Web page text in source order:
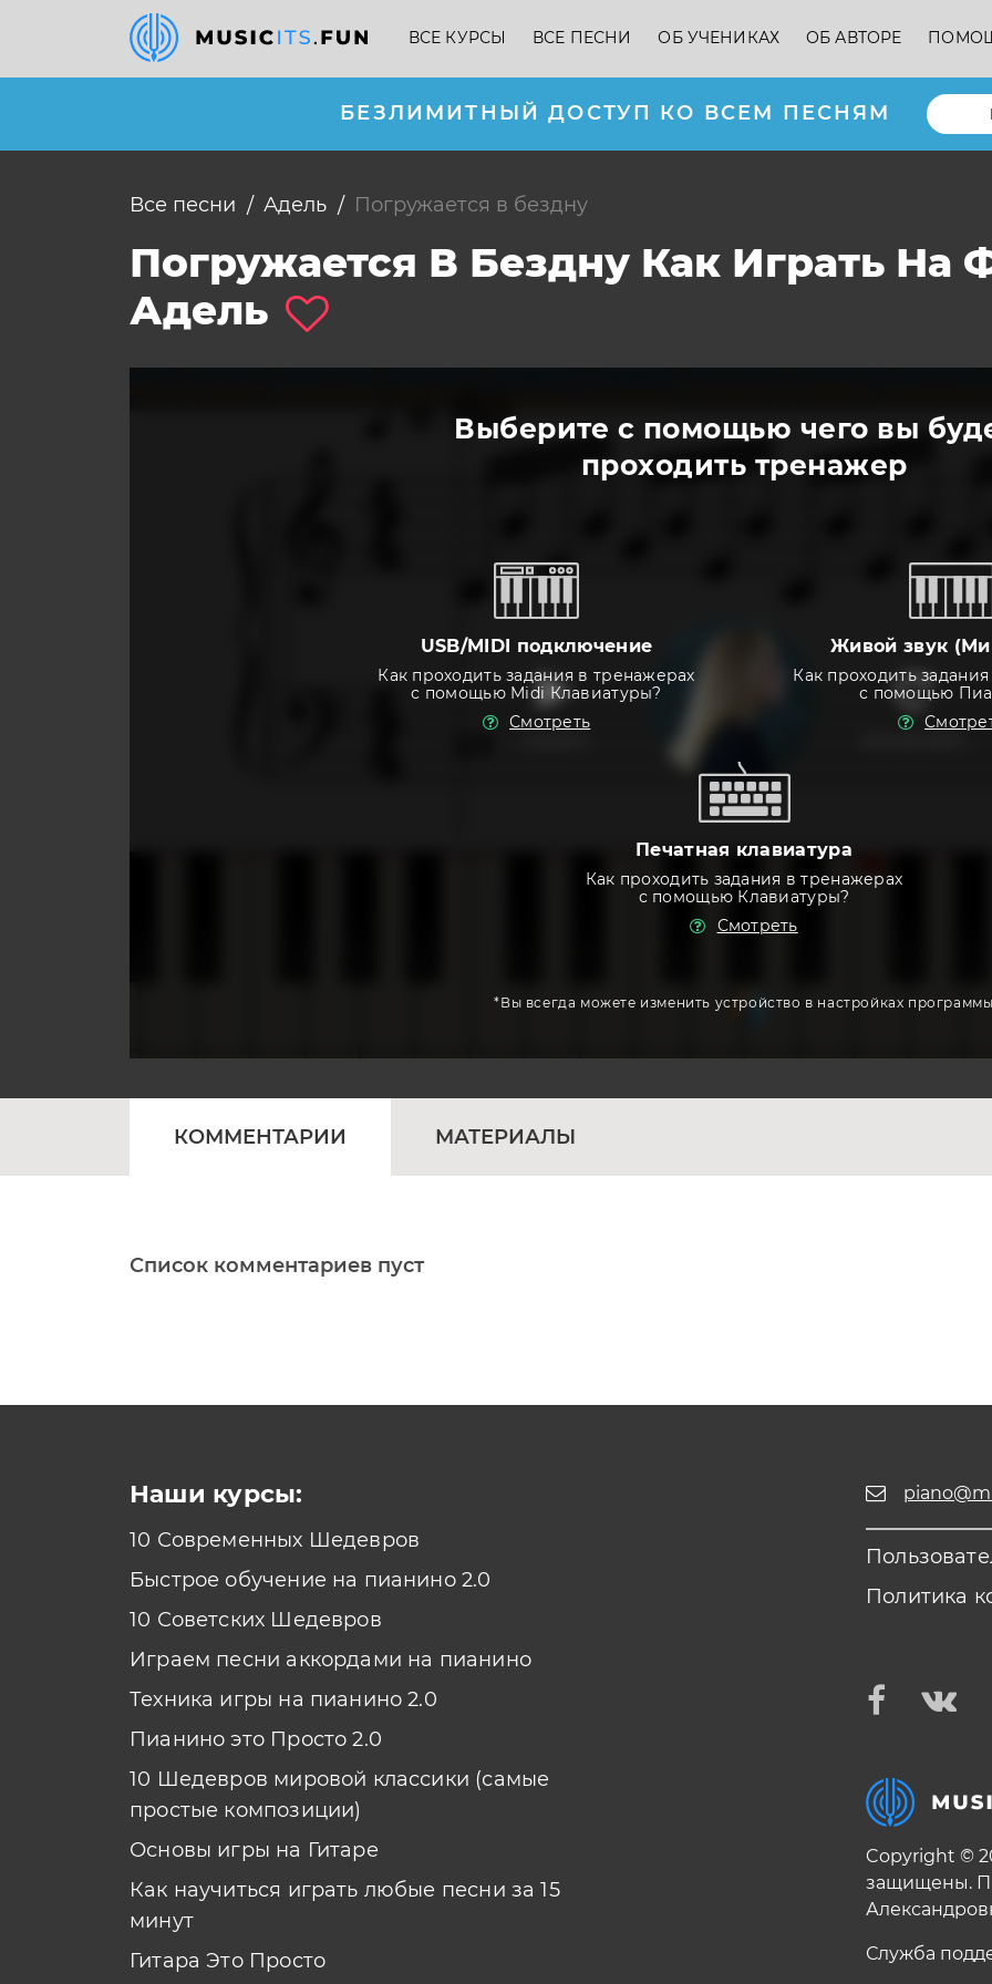
ВСЕ КУРСЫ ВСЕ ПЕСНИ ОБ УЧЕНИКАХ ОБ АВТОРЕ
БЕЗЛИМИТНЫЙ ДОСТУП КО ВСЕМ ПЕСНЯМ
Все песни Адель погружается в бездну
Погружается В Бездну Как Играть На
Адель
Выберите с помощью чего вы
проходить тренажер
USB/MIDI подключение
Как проходить задания в тренажерах
с помощью Midi Клавиатуры?
Смотреть
Живой звук
Как проходить
с помощью
Печатная клавиатура
Как проходить задания в тренажерах
с помощью Клавиатуры?
Смотреть
*Вы всегда можете изменить устройство в настройках
КОММЕНТАРИИ МАТЕРИАЛЫ
Список комментариев пуст
Наши курсы:
10 Современных Шедевров
Быстрое обучение на пианино 2.0
10 Советских Шедевров
Играем песни аккордами на пианино
Техника игры на пианино 2.0
Пианино это Просто 2.0
10 Шедевров мировой классики (самые
простые композиции)
Основы игры на Гитаре
Как научиться играть любые песни за 15
минут
Гитара Это Просто
Политика
Copyright ©
защищены.
Служба